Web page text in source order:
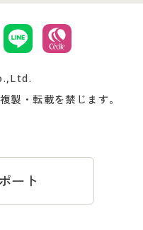
社案内
イトマップ
お支払は
れの場合
製・転載を禁じます。
ート